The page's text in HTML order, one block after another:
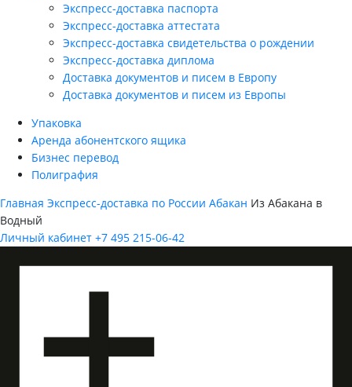
Экспресс-доставка паспорта
Экспресс-доставка аттестата
Экспресс-доставка свидетельства о рождении
Экспресс-доставка диплома
Доставка документов и писем в Европу
Доставка документов и писем из Европы
Упаковка
Аренда абонентского ящика
Бизнес перевод
Полиграфия
Главная Экспресс-доставка по России Абакан Из Абакана в
Водный
Личный кабинет +7 495 215-06-42